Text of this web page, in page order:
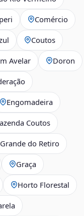
Comércio
Coutos
Avelar Doron
Engomadeira
Coutos
do Retiro
Graça
Horto Florestal